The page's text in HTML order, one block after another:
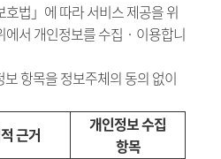
호법」에 따라 서비스 제공을 위
에서 개인정보를 수집‧이용합니
항목을 정보주체의 동의 없이
근거
개인정보 수집
항목